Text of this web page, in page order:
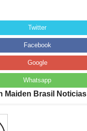
Twitter
Facebook
Google
Whatsapp
Maiden Brasil Noticias